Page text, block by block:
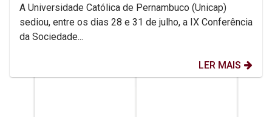
A Universidade Católica de Pernambuco (Unicap)
sediou, entre os dias 28 e 31 de julho, a IX Conferência
da Sociedade...
LER MAIS